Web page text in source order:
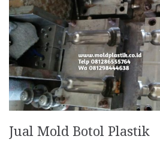
Jual Mold Botol Plastik